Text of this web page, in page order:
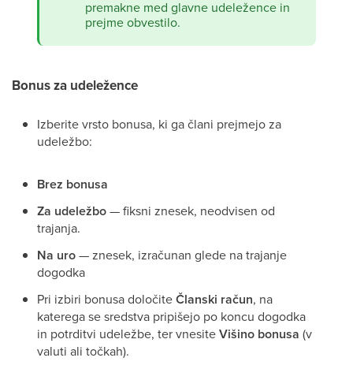
premakne med glavne udeležence in
prejme obvestilo.
Bonus za udeležence
Izberite vrsto bonusa, ki ga člani prejmejo za
udeležbo:
Brez bonusa
Za udeležbo— fiksni znesek, neodvisen od
trajanja.
Na uro— znesek, izračunan glede na trajanje
dogodka
Pri izbiri bonusa določiteČlanski račun, na
katerega se sredstva pripišejo po koncu dogodka
in potrditvi udeležbe, ter vnesiteVišino bonusa (v
valuti ali točkah).